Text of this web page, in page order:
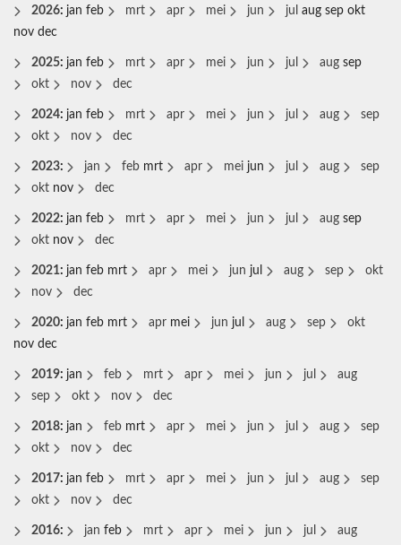
2026: jan feb mrt apr mei jun jul aug sep okt
nov dec
2025: jan feb mrt apr mei jun jul aug sep
okt
nov dec
2024: jan feb mrt apr mei jun jul aug
sep
okt
nov dec
2023: jan feb mrt apr mei jun jul aug
sep
okt nov dec
2022: jan feb mrt apr mei jun jul aug sep
okt nov dec
2021: jan feb mrt apr mei jun jul aug sep
okt
nov
dec
2020: jan feb mrt apr mei jun jul aug sep
okt
nov dec
2019: jan feb mrt apr mei jun jul
aug
sep
okt nov dec
2018: jan feb mrt apr mei jun jul aug
sep
okt
nov dec
2017: jan feb mrt apr mei jun jul aug
sep
okt
nov dec
2016: jan feb mrt apr mei jun jul
aug